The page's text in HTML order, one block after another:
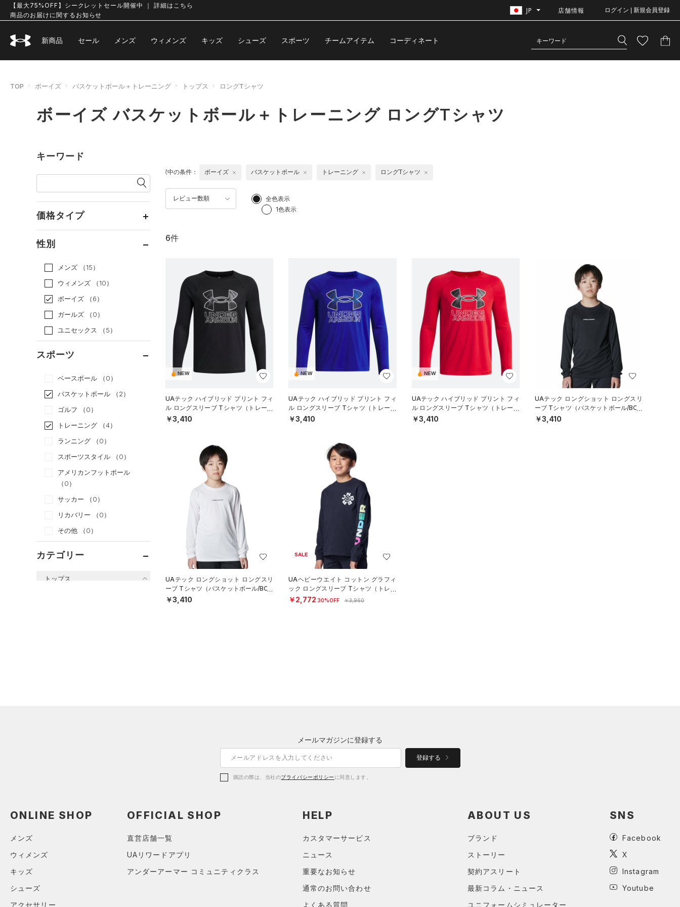
【最大75%OFF】シークレットセール開催中 ｜ 詳細はこちら
商品のお届けに関するお知らせ
JP 店舗情報 ログイン | 新規会員登録
新商品 セール メンズ ウィメンズ キッズ シューズ スポーツ チームアイテム コーディネート
TOP ボーイズ バスケットボール＋トレーニング トップス ロングTシャツ
ボーイズ バスケットボール＋トレーニング ロングTシャツ
キーワード
価格タイプ
性別
メンズ
（15）
ウィメンズ
（10）
ボーイズ
（6）
ガールズ
（0）
ユニセックス
（5）
スポーツ
ベースボール
（0）
バスケットボール
（2）
ゴルフ
（0）
トレーニング
（4）
ランニング
（0）
スポーツスタイル
（0）
アメリカンフットボール
（0）
サッカー
（0）
リカバリー
（0）
その他
（0）
カテゴリー
トップス
スイムウェア
アクセサリー
レビュー数順
全色表示
1色表示
選択中の条件： ボーイズ バスケットボール トレーニング ロングTシャツ
6件
NEW
UAテック ハイブリッド プリント フィ
ル ロングスリーブ Tシャツ（トレーニ
ング/BOYS）
￥3,410
NEW
UAテック ハイブリッド プリント フィ
ル ロングスリーブ Tシャツ（トレーニ
ング/BOYS）
￥3,410
NEW
UAテック ハイブリッド プリント フィ
ル ロングスリーブ Tシャツ（トレーニ
ング/BOYS）
￥3,410
UAテック ロングショット ロングスリ
ーブ Tシャツ（バスケットボール/BOY
S）
￥3,410
UAテック ロングショット ロングスリ
ーブ Tシャツ（バスケットボール/BOY
S）
￥3,410
SALE
UAヘビーウエイト コットン グラフィ
ック ロングスリーブ Tシャツ（トレー
ニング/BOYS）
￥2,772 30%OFF ￥3,960
メールマガジンに登録する
登録する
購読の際は、当社のプライバシーポリシー に同意します。
ONLINE SHOP
メンズ
ウィメンズ
キッズ
シューズ
アクセサリー
OFFICIAL SHOP
直営店舗一覧
UAリワードアプリ
アンダーアーマー コミュニティクラス
HELP
カスタマーサービス
ニュース
重要なお知らせ
通常のお問い合わせ
よくある質問
ABOUT US
ブランド
ストーリー
契約アスリート
最新コラム・ニュース
ユニフォームシミュレーター
SNS
Facebook
X
Instagram
Youtube